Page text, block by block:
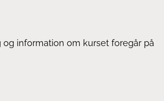
og information om kurset foregår på